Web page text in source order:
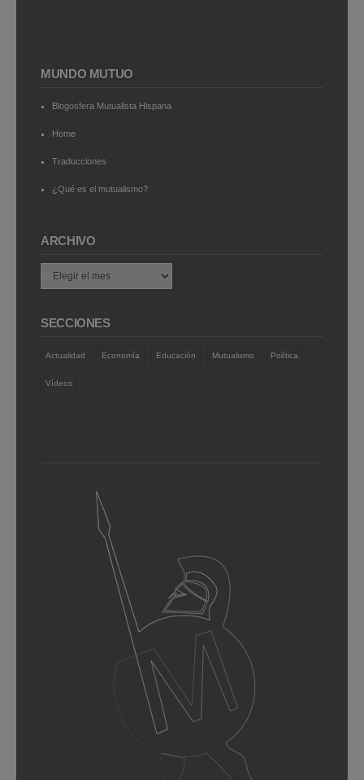
MUNDO MUTUO
Blogosfera Mutualista Hispana
Home
Traducciones
¿Qué es el mutualismo?
ARCHIVO
Archivo
SECCIONES
Actualidad Economía Educación Mutualismo Política
Vídeos